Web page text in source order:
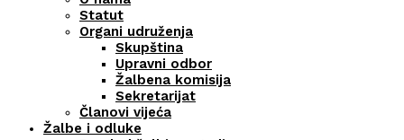
Statut
Organi udruženja
Skupština
Upravni odbor
Žalbena komisija
Sekretarijat
Članovi vijeća
Žalbe i odluke